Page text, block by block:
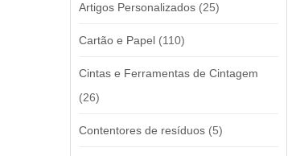
Artigos Personalizados (25)
Cartão e Papel (110)
Cintas e Ferramentas de Cintagem
(26)
Contentores de resíduos (5)